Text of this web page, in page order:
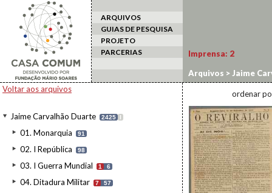
ARQUIVOS
GUIAS DE PESQUISA
PROJETO
PARCERIAS
Voltar aos arquivos
Jaime Carvalhão Duarte 2425 I
01. Monarquia 91
02. I República 98
03. I Guerra Mundial 1 6
04. Ditadura Militar 7 57
Imprensa: 2
Arquivos > Jaime
ordenar